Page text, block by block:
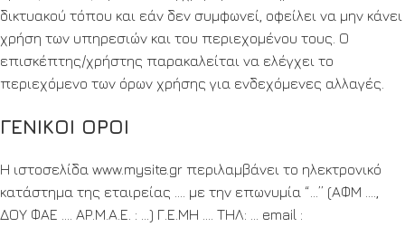
δικτυακού τόπου και εάν δεν συμφωνεί, οφείλει να μην κάνει
χρήση των υπηρεσιών και του περιεχομένου τους. Ο
επισκέπτης/χρήστης παρακαλείται να ελέγχει το
περιεχόμενο των όρων χρήσης για ενδεχόμενες αλλαγές.
ΓΕΝΙΚΟΙ ΟΡΟΙ
H ιστοσελίδα www.mysite.gr περιλαμβάνει το ηλεκτρονικό
κατάστημα της εταιρείας …. με την επωνυμία “…” (ΑΦΜ ….,
ΔΟΥ ΦΑΕ …. ΑΡ.Μ.Α.Ε. : …) Γ.Ε.ΜΗ …. ΤΗΛ: … email :